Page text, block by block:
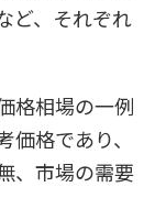
ど、それぞれ
格相場の一例
格であり、
、市場の需要